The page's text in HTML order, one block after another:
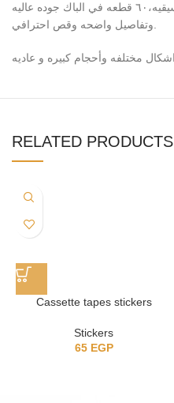
ستيكر أدوات قديمه وآلات موسيقيه،٦٠ قطعه في الباك جوده عاليه
وتفاصيل واضحه وقص احترافي.
RELATED PRODUCTS
Cassette tapes stickers
Stickers
65 EGP